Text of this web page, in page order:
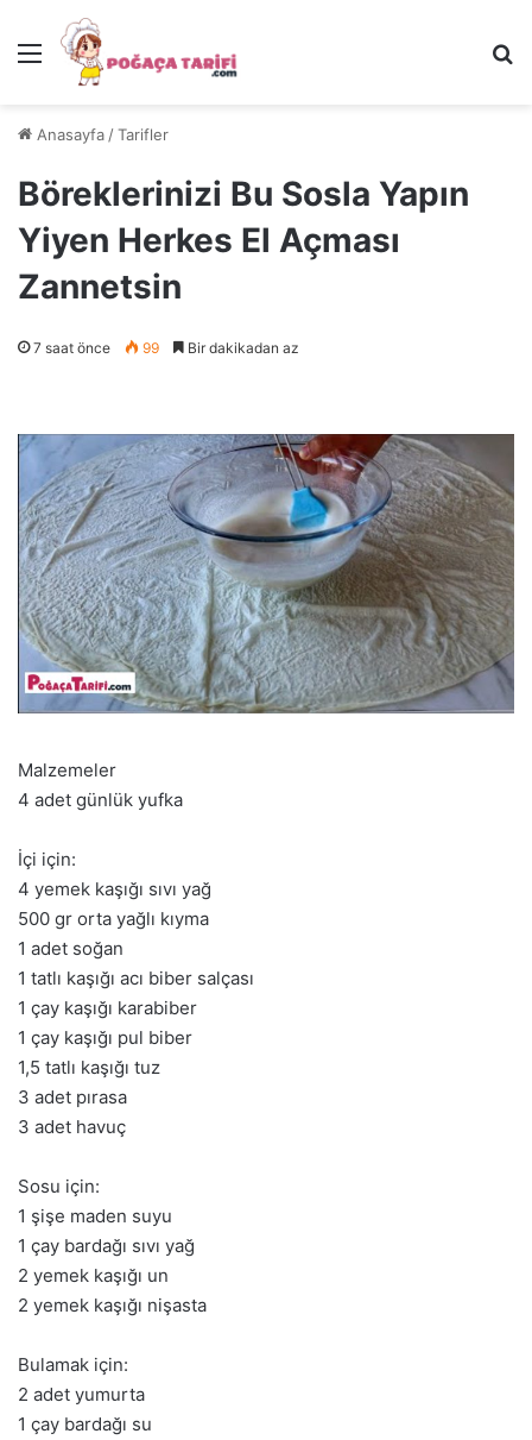
Menü
Anasayfa /Tarifler
Böreklerinizi Bu Sosla Yapın
Yiyen Herkes El Açması
Zannetsin
7 saat önce 99 Bir dakikadan az
Malzemeler
4 adet günlük yufka
İçi için:
4 yemek kaşığı sıvı yağ
500 gr orta yağlı kıyma
1 adet soğan
1 tatlı kaşığı acı biber salçası
1 çay kaşığı karabiber
1 çay kaşığı pul biber
1,5 tatlı kaşığı tuz
3 adet pırasa
3 adet havuç
Sosu için:
1 şişe maden suyu
1 çay bardağı sıvı yağ
2 yemek kaşığı un
2 yemek kaşığı nişasta
Bulamak için:
2 adet yumurta
1 çay bardağı su